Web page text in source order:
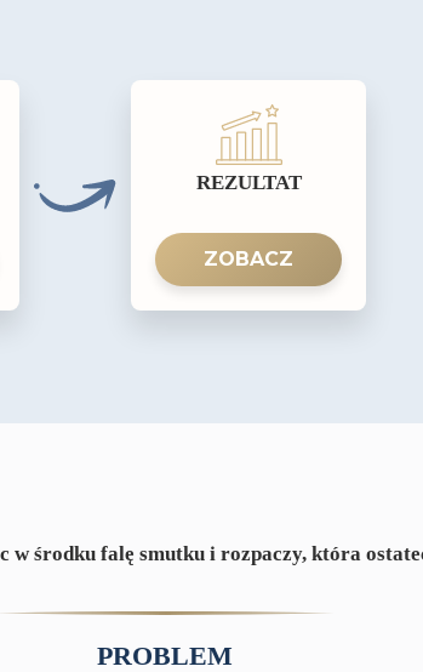
REZULTAT
ZOBACZ
w środku falę smutku i rozpaczy, która
PROBLEM